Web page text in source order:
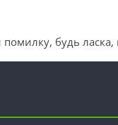
будь ласка,